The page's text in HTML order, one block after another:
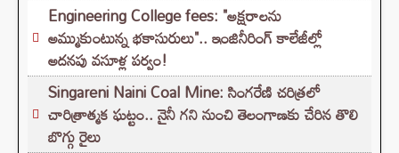
Engineering College fees: "అక్షరాలను
అమ్ముకుంటున్న భకాసురులు".. ఇంజినీరింగ్ కాలేజీల్లో
అదనపు వసూళ్ల పర్వం!
Singareni Naini Coal Mine: సింగరేణి చరిత్రలో
చారిత్రాత్మక ఘట్టం.. నైనీ గని నుంచి తెలంగాణకు చేరిన తొలి
బొగ్గు రైలు